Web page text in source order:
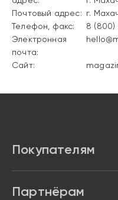
Почтовый адрес: г.
Телефон, факс:
8 (800)
Электронная
почта:
Сайт:
Покупателям
Партнёрам